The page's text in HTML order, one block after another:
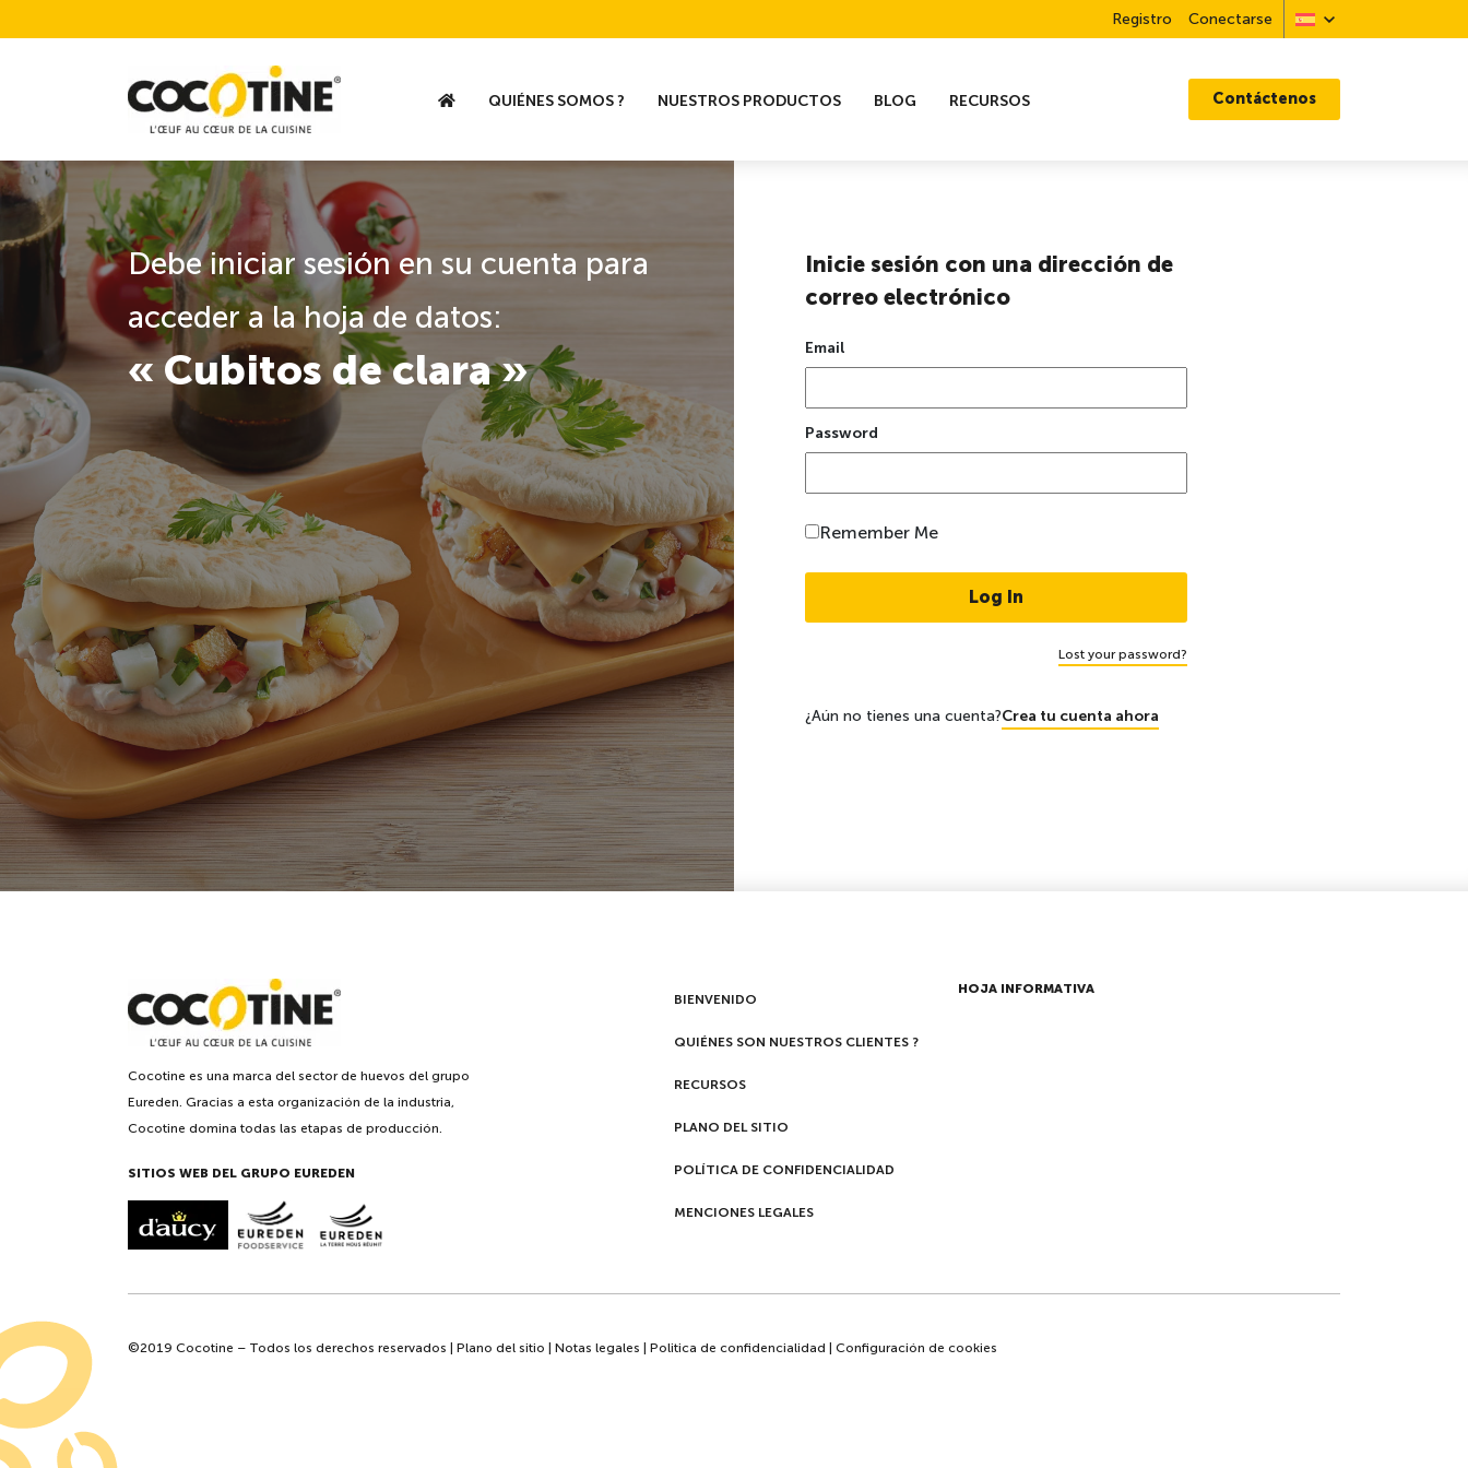
Registro Conectarse
QUIÉNES SOMOS ? NUESTROS PRODUCTOS BLOG RECURSOS Contáctenos
Debe iniciar sesión en su cuenta para
acceder a la hoja de datos:
« Cubitos de clara »
Inicie sesión con una dirección de
correo electrónico
Email
Password
Remember Me
Lost your password?
¿Aún no tienes una cuenta?Crea tu cuenta ahora
Cocotine es una marca del sector de huevos del grupo
Eureden. Gracias a esta organización de la industria,
Cocotine domina todas las etapas de producción.
SITIOS WEB DEL GRUPO EUREDEN
BIENVENIDO
QUIÉNES SON NUESTROS CLIENTES ?
RECURSOS
PLANO DEL SITIO
POLÍTICA DE CONFIDENCIALIDAD
MENCIONES LEGALES
HOJA INFORMATIVA
©2019 Cocotine – Todos los derechos reservados | Plano del sitio Notas legales Politica de confidencialidad Configuración de cookies